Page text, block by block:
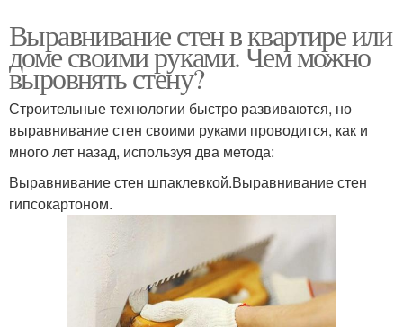
Выравнивание стен в квартире или
доме своими руками. Чем можно
выровнять стену?
Строительные технологии быстро развиваются, но
выравнивание стен своими руками проводится, как и
много лет назад, используя два метода:
Выравнивание стен шпаклевкой.Выравнивание стен
гипсокартоном.